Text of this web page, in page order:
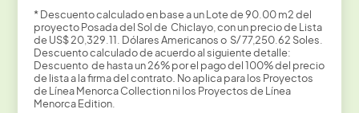
* Descuento calculado en base a un Lote de 90.00 m2 del
proyecto Posada del Sol de Chiclayo, con un precio de Lista
de US$ 20,329.11. Dólares Americanos o S/ 77,250.62 Soles.
Descuento calculado de acuerdo al siguiente detalle:
Descuento de hasta un 26% por el pago del 100% del precio
de lista a la firma del contrato. No aplica para los Proyectos
de Línea Menorca Collection ni los Proyectos de Línea
Menorca Edition.